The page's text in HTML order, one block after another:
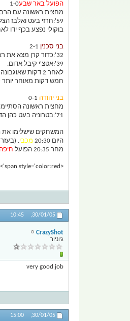
הפועל באר שבע1-0
מחצית ראשונה עם
59':חרזי בעט ואלבז הצליח להדוף, חרזי השתלט על הריבאונד וכבש.
בוקולי נפצע בכף ידו לאחר שקטן בעט מ20 מטר
בני סכנין
32':כדור קרן מצא את ראשו של קסום שקבע
39':אטצ'י קיבל אדום.
לאחר 2 דקות שאוגבונה בפנים הוא כובש.טעות של מאיר כהן שהשמיט את הכדור ואוגבונה השתלט.1-1
חמש דקות מאוחר יותר
בני יהודה
מחצית ראשונה
71':בטרוניה בעט כהן הדף משה ביטון לקח תריבאונד וניצח את המשחק.
המשחקים שישלימו את
היום 20:30
מכבי.
מחר 20:35 הפועל
חיפה
<span style='color:red'>
30/01/05,
10:45
CrazyShot
ג'וניור
very good job
30/01/05,
15:00